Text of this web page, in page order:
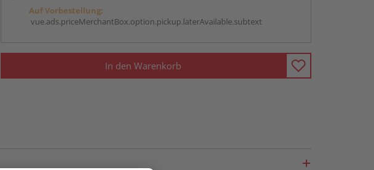
Auf Vorbestellung:
vue.ads.priceMerchantBox.option.pickup.laterAvailable.subtext
In den Warenkorb